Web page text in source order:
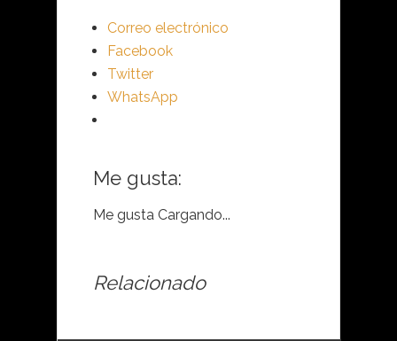
Correo electrónico
Facebook
Twitter
WhatsApp
Me gusta:
Me gusta Cargando...
Relacionado